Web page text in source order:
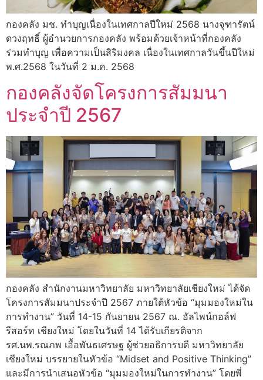
กองคลัง มช. ทำบุญเนื่องในเทศกาลปีใหม่ 2568 นางจุฑารัตน์
ดวงฤทธิ์ ผู้อำนวยการกองคลัง พร้อมด้วยเจ้าหน้าที่กองคลัง
ร่วมทำบุญ เพื่อความเป็นสิริมงคล เนื่องในเทศกาลวันขึ้นปีใหม่
พ.ศ.2568 ในวันที่ 2 ม.ค. 2568
กองคลังจัดโครงการสัมมนา
ประจำปี 2567
กองคลัง สำนักงานมหาวิทยาลัย มหาวิทยาลัยเชียงใหม่ ได้จัด
โครงการสัมมนาประจำปี 2567 ภายใต้หัวข้อ “มุมมองใหม่ใน
การทำงาน” วันที่ 14-15 กันยายน 2567 ณ. อัลไพน์กอล์ฟ
รีสอร์ท เชียงใหม่ โดยในวันที่ 14 ได้รับเกียรติจาก
รศ.นพ.รณภพ เอื้อพันธเศรษฐ ผู้ช่วยอธิการบดี มหาวิทยาลัย
เชียงใหม่ บรรยายในหัวข้อ “Midset and Positive Thinking”
และมีการนำเสนอหัวข้อ “มุมมองใหม่ในการทำงาน” โดยพี่